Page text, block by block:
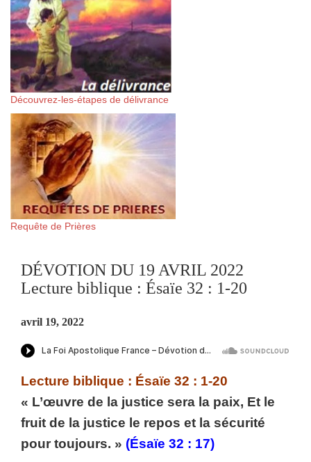
Découvrez-les-étapes de délivrance
Requête de Prières
DÉVOTION DU 19 AVRIL 2022
Lecture biblique : Ésaïe 32 : 1-20
avril 19, 2022
Lecture biblique : Ésaïe 32 : 1-20
« L’œuvre de la justice sera la paix, Et le
fruit de la justice le repos et la sécurité
pour toujours. » (Ésaïe 32 : 17)